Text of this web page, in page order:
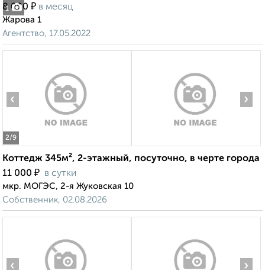
1
8 000 ₽ в месяц
Жарова 1
Агентство, 17.05.2022
2/9
‹ ›
Коттедж 345м², 2-этажный, посуточно, в черте города
11 000 ₽ в сутки
мкр. МОГЭС, 2-я Жуковская 10
Собственник, 02.08.2026
‹ ›